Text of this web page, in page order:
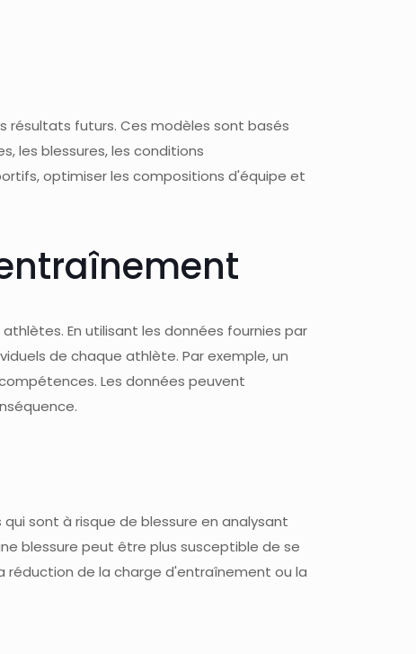
futurs. Ces modèles sont basés
les blessures, les conditions
optimiser les compositions d'équipe et
En utilisant les données fournies par
de chaque athlète. Par exemple, un
Les données peuvent
sont à risque de blessure en analysant
blessure peut être plus susceptible de se
réduction de la charge d'entraînement ou la